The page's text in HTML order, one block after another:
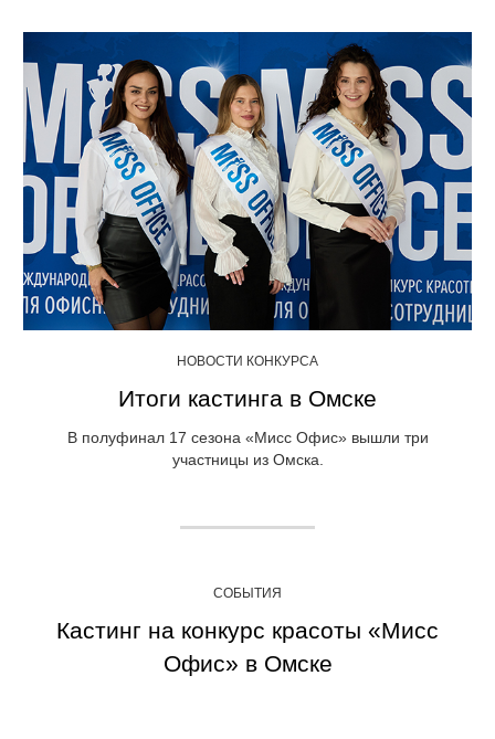
НОВОСТИ КОНКУРСА
Итоги кастинга в Омске
В полуфинал 17 сезона «Мисс Офис» вышли три
участницы из Омска.
СОБЫТИЯ
Кастинг на конкурс красоты «Мисс
Офис» в Омске